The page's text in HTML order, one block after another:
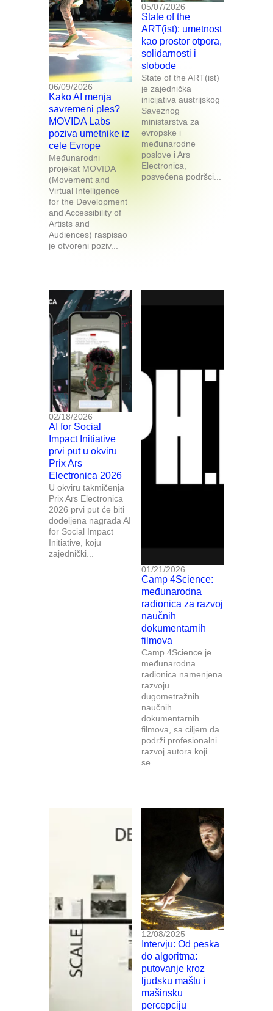
06/09/2026
Kako AI menja
savremeni ples?
MOVIDA Labs
poziva umetnike iz
cele Evrope
Međunarodni
projekat MOVIDA
(Movement and
Virtual Intelligence
for the Development
and Accessibility of
Artists and
Audiences) raspisao
je otvoreni poziv...
05/07/2026
State of the
ART(ist): umetnost
kao prostor otpora,
solidarnosti i
slobode
State of the ART(ist)
je zajednička
inicijativa austrijskog
Saveznog
ministarstva za
evropske i
međunarodne
poslove i Ars
Electronica,
posvećena podršci...
02/18/2026
AI for Social
Impact Initiative
prvi put u okviru
Prix Ars
Electronica 2026
U okviru takmičenja
Prix Ars Electronica
2026 prvi put će biti
dodeljena nagrada AI
for Social Impact
Initiative, koju
zajednički...
01/21/2026
Camp 4Science:
međunarodna
radionica za razvoj
naučnih
dokumentarnih
filmova
Camp 4Science je
međunarodna
radionica namenjena
razvoju
dugometražnih
naučnih
dokumentarnih
filmova, sa ciljem da
podrži profesionalni
razvoj autora koji
se...
12/08/2025
Intervju: Od peska
do algoritma:
putovanje kroz
ljudsku maštu i
mašinsku
percepciju